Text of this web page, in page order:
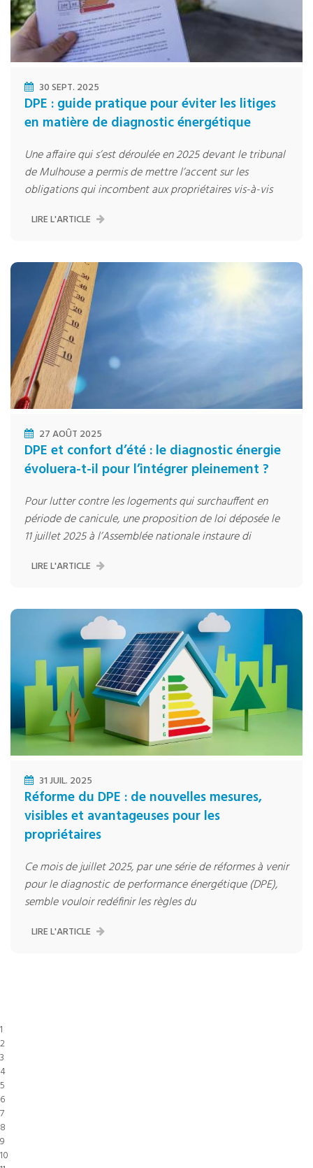
30 SEPT. 2025
DPE : guide pratique pour éviter les litiges
en matière de diagnostic énergétique
Une affaire qui s’est déroulée en 2025 devant le tribunal
de Mulhouse a permis de mettre l’accent sur les
obligations qui incombent aux propriétaires vis-à-vis
LIRE L'ARTICLE
27 AOÛT 2025
DPE et confort d’été : le diagnostic énergie
évoluera-t-il pour l’intégrer pleinement ?
Pour lutter contre les logements qui surchauffent en
période de canicule, une proposition de loi déposée le
11 juillet 2025 à l’Assemblée nationale instaure di
LIRE L'ARTICLE
31 JUIL. 2025
Réforme du DPE : de nouvelles mesures,
visibles et avantageuses pour les
propriétaires
Ce mois de juillet 2025, par une série de réformes à venir
pour le diagnostic de performance énergétique (DPE),
semble vouloir redéfinir les règles du
LIRE L'ARTICLE
1
2
3
4
5
6
7
8
9
10